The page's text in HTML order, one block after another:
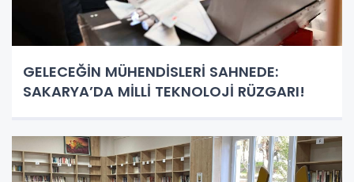
GELECEĞİN MÜHENDİSLERİ SAHNEDE:
SAKARYA’DA MİLLİ TEKNOLOJİ RÜZGARI!